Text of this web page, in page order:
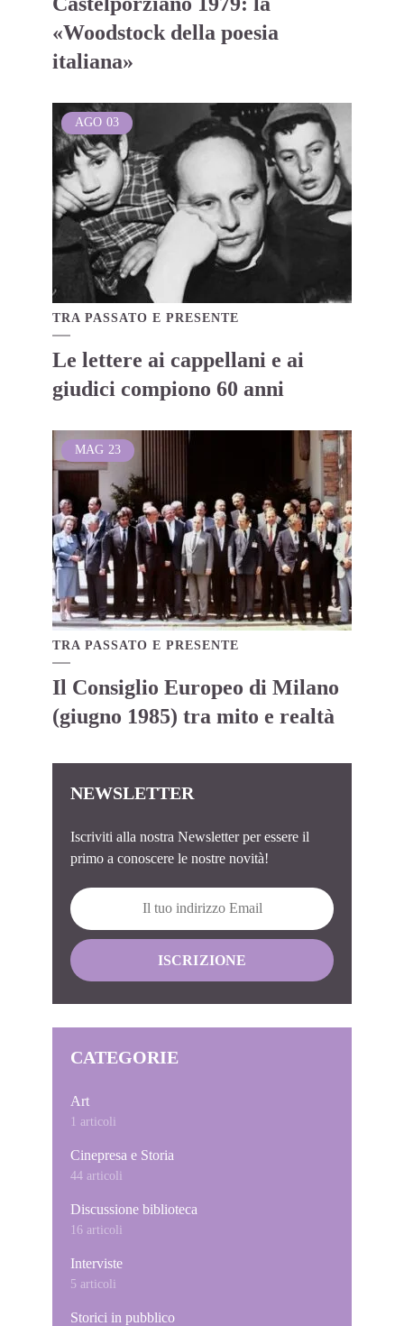
«Woodstock della poesia
italiana»
AGO 03
TRA PASSATO E PRESENTE
Le lettere ai cappellani e ai
giudici compiono 60 anni
MAG 23
TRA PASSATO E PRESENTE
Il Consiglio Europeo di Milano
(giugno 1985) tra mito e realtà
NEWSLETTER
Iscriviti alla nostra Newsletter per essere il
primo a conoscere le nostre novità!
CATEGORIE
Art
1 articoli
Cinepresa e Storia
44 articoli
Discussione biblioteca
16 articoli
Interviste
5 articoli
Storici in pubblico